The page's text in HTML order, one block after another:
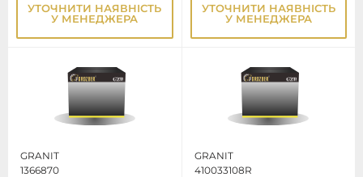
УТОЧНИТИ НАЯВНІСТЬ
У МЕНЕДЖЕРА
УТОЧНИТИ НАЯВНІСТЬ
У МЕНЕДЖЕРА
GRANIT
1366870
GRANIT
410033108R